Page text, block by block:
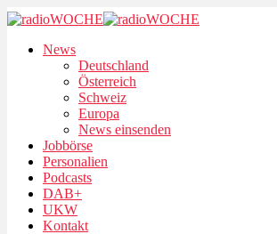
News
Deutschland
Österreich
Schweiz
Europa
News einsenden
Jobbörse
Personalien
Podcasts
DAB+
UKW
Kontakt